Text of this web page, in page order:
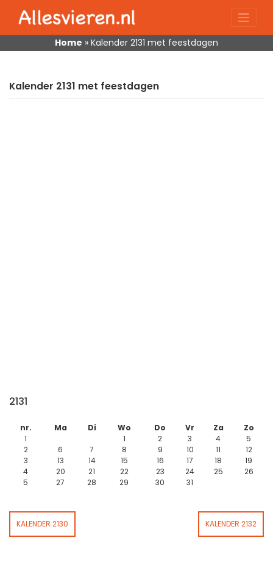
content
Home » Kalender 2131 met feestdagen
Kalender 2131 met feestdagen
2131
nr. Ma Di Wo Do Vr Za
Zo
1
1 2 3 4
5
2
6 7 8 9 10 11
12
3
13 14 15 16 17 18
19
4
20 21 22 23 24 25
26
5
27 28 29 30 31
KALENDER 2130 KALENDER 2132